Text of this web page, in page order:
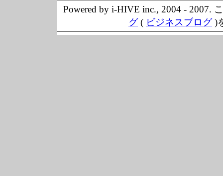
Powered by i-HIVE inc., 2004 - 2007.
グ( ビジネスブログ)